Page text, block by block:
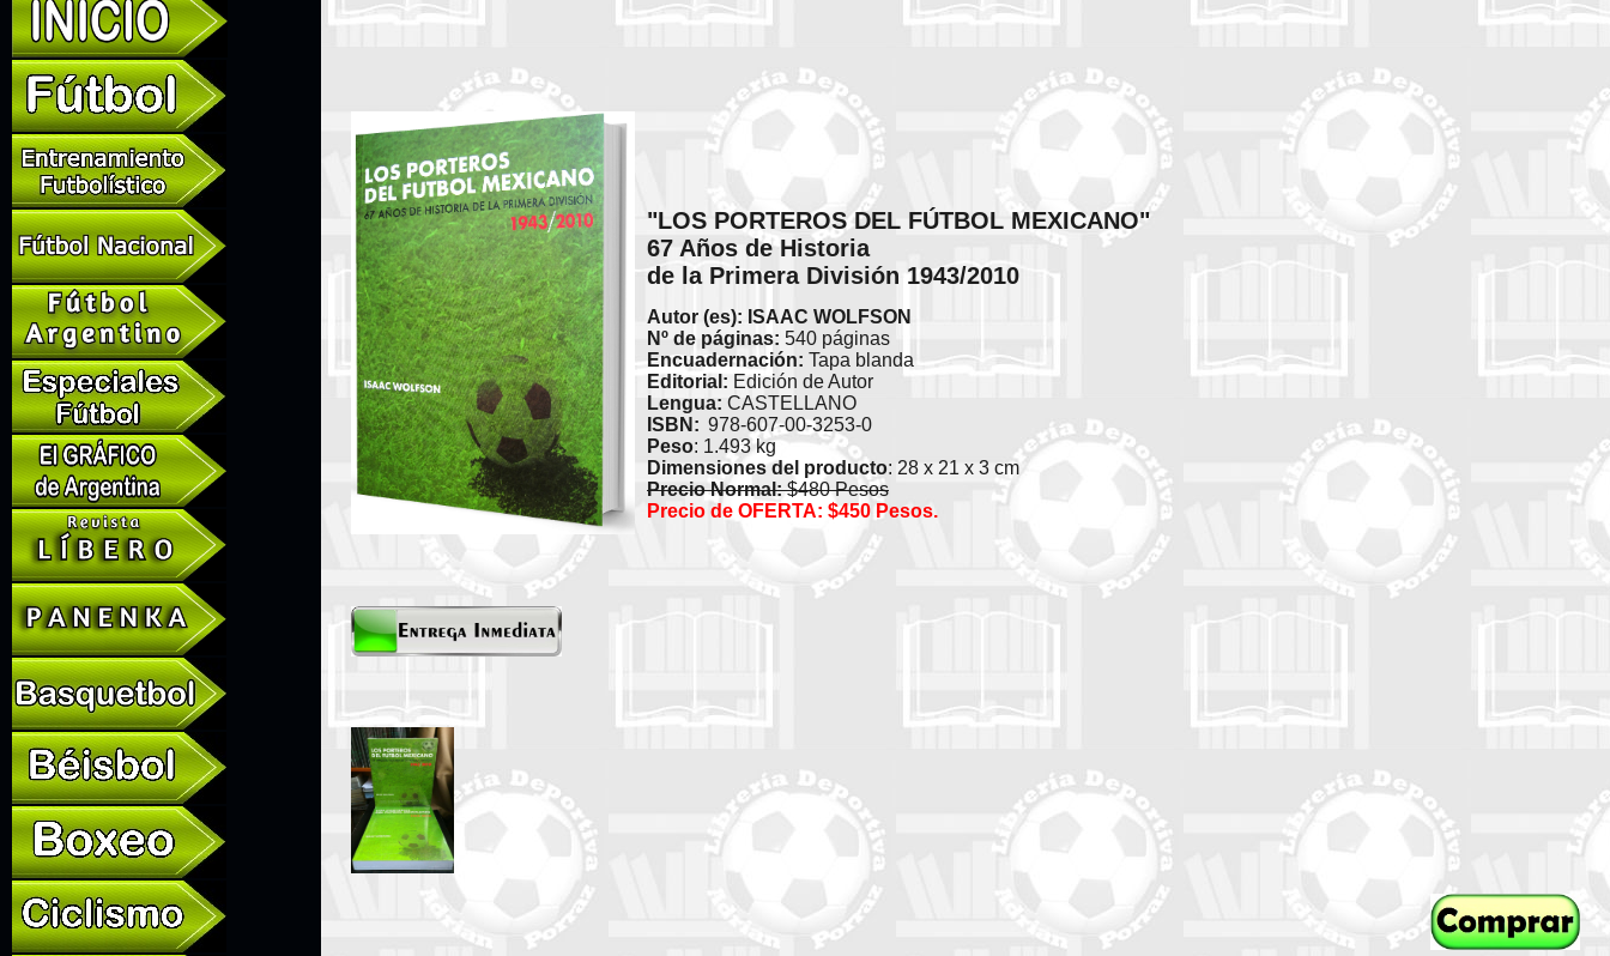
"LOS PORTEROS DEL FÚTBOL MEXICANO"
67 Años de Historia
de la Primera División 1943/2010
Autor (es): ISAAC WOLFSON
Nº de páginas: 540 páginas
Encuadernación: Tapa blanda
Editorial: Edición de Autor
Lengua: CASTELLANO
ISBN: 978-607-00-3253-0
Peso: 1.493 kg
Dimensiones del producto: 28 x 21 x 3 cm
Precio Normal:$480 Pesos
Precio de OFERTA: $450 Pesos.